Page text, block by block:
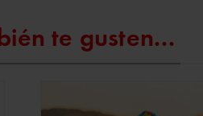
te gusten...